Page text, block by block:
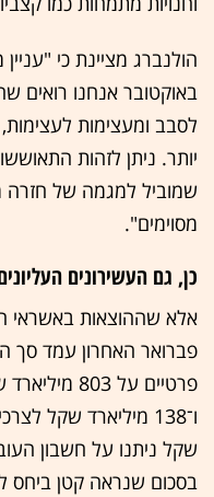
באוקטובר אנחנו
לסבב ומעצימות
יותר. ניתן לזהות
שמוביל למגמה של חזרה
מסוימים".
כן, גם העשירונים
אלא שההוצאות באשראי
פברואר האחרון עמד סך
פרטיים על
שקל ניתנו על חשבון
בסכום שנראה קטן ביחס